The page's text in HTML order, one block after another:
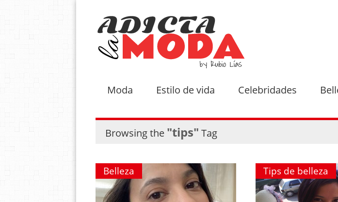
Moda Estilo de vida Celebridades
Browsing the "tips" Tag
Belleza Tips de belleza